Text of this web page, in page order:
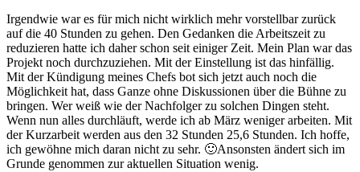
Irgendwie war es für mich nicht wirklich mehr vorstellbar zurück
auf die 40 Stunden zu gehen. Den Gedanken die Arbeitszeit zu
reduzieren hatte ich daher schon seit einiger Zeit. Mein Plan war das
Projekt noch durchzuziehen. Mit der Einstellung ist das hinfällig.
Mit der Kündigung meines Chefs bot sich jetzt auch noch die
Möglichkeit hat, dass Ganze ohne Diskussionen über die Bühne zu
bringen. Wer weiß wie der Nachfolger zu solchen Dingen steht.
Wenn nun alles durchläuft, werde ich ab März weniger arbeiten. Mit
der Kurzarbeit werden aus den 32 Stunden 25,6 Stunden. Ich hoffe,
ich gewöhne mich daran nicht zu sehr. 🙂Ansonsten ändert sich im
Grunde genommen zur aktuellen Situation wenig.